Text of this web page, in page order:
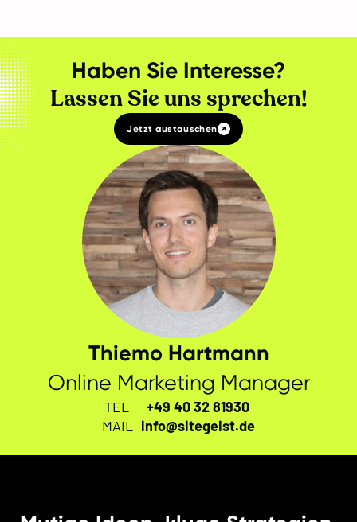
Haben Sie Interesse?
Lassen Sie uns sprechen!
Jetzt austauschen
Thiemo Hartmann
Online Marketing Manager
TEL
+49 40 32 81930
MAIL
info@sitegeist.de